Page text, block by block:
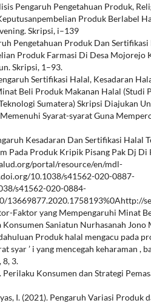
Pengaruh Pengetahuan Produk,
Produk Berlabel
Skripsi, i–139
Pengetahuan Produk Dan Sertifikasi
Produk Farmasi Di Desa Mojorejo
Skripsi, 1–93.
Sertifikasi Halal, Kesadaran
Beli Produk Makanan Halal (Studi
Sumatera) Skripsi Diajukan
Syarat-syarat Guna
Kesadaran Dan Sertifikasi Halal
Pada Produk Kripik Pisang Pak Dj Di
portal/resource/en/mdl-
10.1038/s41562-020-0887-
s41562-020-0884-
13669877.2020.1758193%0Ahttp://
Faktor yang Mempengaruhi Minat
Konsumen Saniatun Nurhasanah Jono
Produk halal mengacu pada
syar ’ i yang mencegah keharaman ,
8, 3.
Perilaku Konsumen dan Strategi
I. (2021). Pengaruh Variasi Produk